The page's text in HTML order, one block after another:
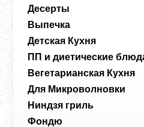
Десерты
Выпечка
Детская Кухня
ПП и диетические
Вегетарианская Кухня
Для Микроволновки
Ниндзя гриль
Фондю